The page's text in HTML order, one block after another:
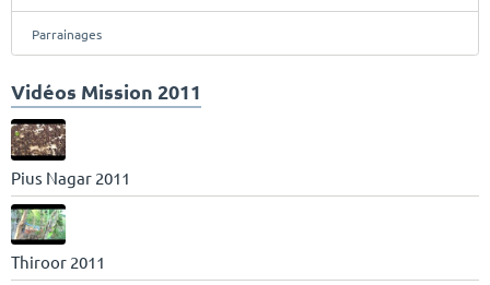
Parrainages
Vidéos Mission 2011
Pius Nagar 2011
Thiroor 2011